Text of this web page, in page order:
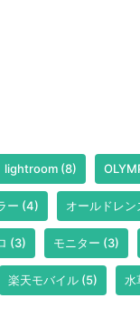
lightroom (8)
ー (4) オールドレン
(3) モニター (3)
楽天モバイル(5) 水